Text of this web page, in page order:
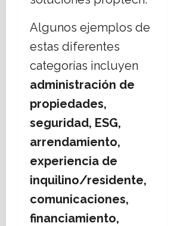
Algunos ejemplos de
estas diferentes
categorías incluyen
administración de
propiedades,
seguridad, ESG,
arrendamiento,
experiencia de
inquilino/residente,
comunicaciones,
financiamiento,